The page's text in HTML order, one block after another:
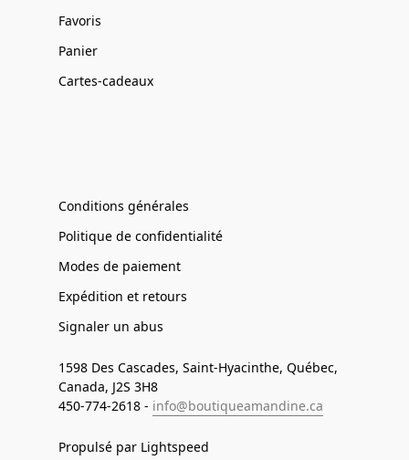
Favoris
Panier
Cartes-cadeaux
Conditions générales
Politique de confidentialité
Modes de paiement
Expédition et retours
Signaler un abus
1598 Des Cascades, Saint-Hyacinthe, Québec,
Canada, J2S 3H8
450-774-2618 - info@boutiqueamandine.ca
Propulsé par Lightspeed